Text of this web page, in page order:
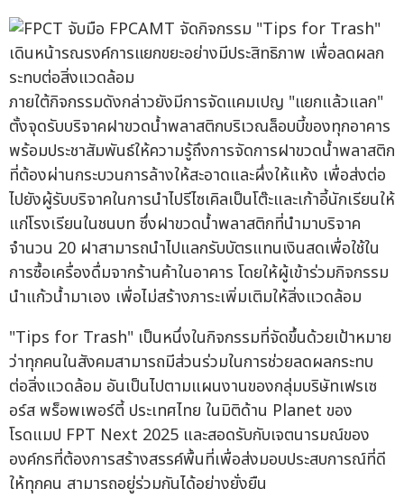
ภายใต้กิจกรรมดังกล่าวยังมีการจัดแคมเปญ "แยกแล้วแลก"
ตั้งจุดรับบริจาคฝาขวดน้ำพลาสติกบริเวณล็อบบี้ของทุกอาคาร
พร้อมประชาสัมพันธ์ให้ความรู้ถึงการจัดการฝาขวดน้ำพลาสติก
ที่ต้องผ่านกระบวนการล้างให้สะอาดและผึ่งให้แห้ง เพื่อส่งต่อ
ไปยังผู้รับบริจาคในการนำไปรีไซเคิลเป็นโต๊ะและเก้าอี้นักเรียนให้
แก่โรงเรียนในชนบท ซึ่งฝาขวดน้ำพลาสติกที่นำมาบริจาค
จำนวน 20 ฝาสามารถนำไปแลกรับบัตรแทนเงินสดเพื่อใช้ใน
การซื้อเครื่องดื่มจากร้านค้าในอาคาร โดยให้ผู้เข้าร่วมกิจกรรม
นำแก้วน้ำมาเอง เพื่อไม่สร้างภาระเพิ่มเติมให้สิ่งแวดล้อม
"Tips for Trash" เป็นหนึ่งในกิจกรรมที่จัดขึ้นด้วยเป้าหมาย
ว่าทุกคนในสังคมสามารถมีส่วนร่วมในการช่วยลดผลกระทบ
ต่อสิ่งแวดล้อม อันเป็นไปตามแผนงานของกลุ่มบริษัทเฟรเซ
อร์ส พร็อพเพอร์ตี้ ประเทศไทย ในมิติด้าน Planet ของ
โรดแมป FPT Next 2025 และสอดรับกับเจตนารมณ์ของ
องค์กรที่ต้องการสร้างสรรค์พื้นที่เพื่อส่งมอบประสบการณ์ที่ดี
ให้ทุกคน สามารถอยู่ร่วมกันได้อย่างยั่งยืน